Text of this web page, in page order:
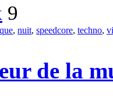
9
, nuit, speedcore, techno,
de la